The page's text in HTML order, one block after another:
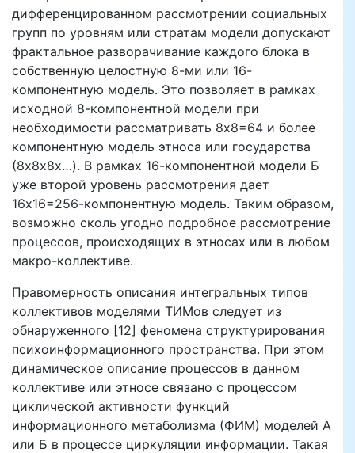
дифференцированном рассмотрении социальных
групп по уровням или стратам модели допускают
фрактальное разворачивание каждого блока в
собственную целостную 8-ми или 16-
компонентную модель. Это позволяет в рамках
исходной 8-компонентной модели при
необходимости рассматривать 8х8=64 и более
компонентную модель этноса или государства
(8х8х8х…). В рамках 16-компонентной модели Б
уже второй уровень рассмотрения дает
16х16=256-компонентную модель. Таким образом,
возможно сколь угодно подробное рассмотрение
процессов, происходящих в этносах или в любом
макро-коллективе.
Правомерность описания интегральных типов
коллективов моделями ТИМов следует из
обнаруженного [12] феномена структурирования
психоинформационного пространства. При этом
динамическое описание процессов в данном
коллективе или этносе связано с процессом
циклической активности функций
информационного метаболизма (ФИМ) моделей А
или Б в процессе циркуляции информации. Такая